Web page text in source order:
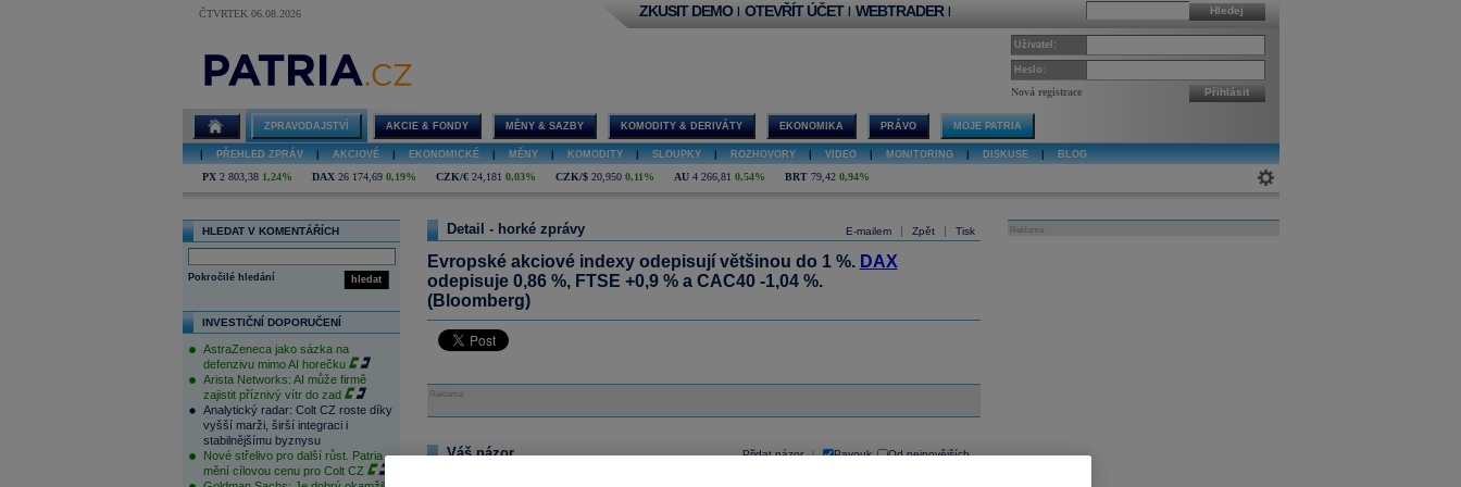
ČTVRTEK 06.08.2026 Hledej
ZKUSIT DEMO | OTEVŘÍT ÚČET | WEBTRADER |
Uživatel:
Heslo:
Nová registrace Přihlásit
ZPRAVODAJSTVÍ AKCIE & FONDY MĚNY & SAZBY KOMODITY & DERIVÁTY EKONOMIKA PRÁVO MOJE PATRIA
PŘEHLED ZPRÁV AKCIOVÉ EKONOMICKÉ MĚNY KOMODITY SLOUPKY ROZHOVORY VIDEO MONITORING DISKUSE BLOG
PX 2 803,38 1,24% DAX 26 174,69 0,19% CZK/€ 24,181 0,03% CZK/$ 20,950 0,11% AU 4 266,81 0,54% BRT 79,42 0,94%
HLEDAT V KOMENTÁŘÍCH
hledat
Pokročilé hledání
INVESTIČNÍ DOPORUČENÍ
AstraZeneca jako sázka na
defenzivu mimo AI horečku
Arista Networks: AI může firmě
zajistit příznivý vítr do zad
Analytický radar: Colt CZ roste díky
vyšší marži, širší integraci i
stabilnějšímu byznysu
Nové střelivo pro další růst. Patria
mění cílovou cenu pro Colt CZ
E-mailem | Zpět | Tisk
Detail - horké zprávy
Evropské akciové indexy odepisují většinou do 1 %. DAX
odepisuje 0,86 %, FTSE +0,9 % a CAC40 -1,04 %.
(Bloomberg)
Reklama
Přidat názor | Pavouk Od nejnovějších
Váš názor
Reklama